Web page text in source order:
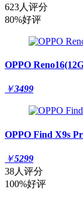
623人评分
80%好评
OPPO
￥3499
OPPO Find X9s
￥5299
38人评分
100%好评